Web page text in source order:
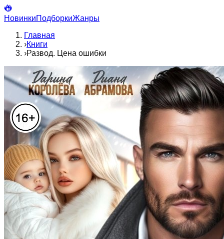
НовинкиПодборкиЖанры
Главная
›Книги
›Развод. Цена ошибки